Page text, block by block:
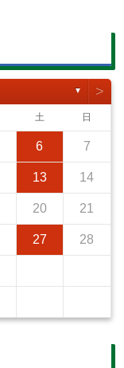
▼ >
土 日
6 7
13 14
20 21
27 28